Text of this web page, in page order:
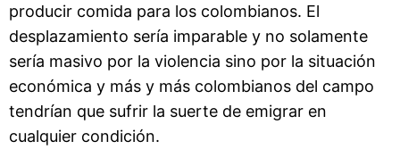
producir comida para los colombianos. El
desplazamiento sería imparable y no solamente
sería masivo por la violencia sino por la situación
económica y más y más colombianos del campo
tendrían que sufrir la suerte de emigrar en
cualquier condición.